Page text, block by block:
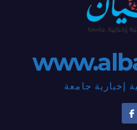
إخبارية جامعة